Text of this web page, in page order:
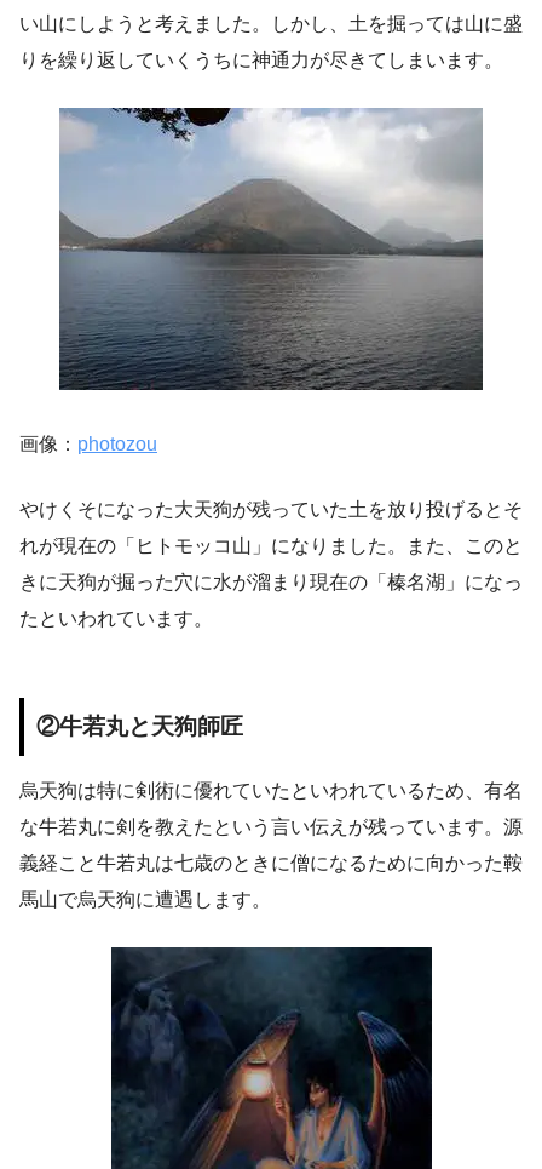
い山にしようと考えました。しかし、土を掘っては山に盛
りを繰り返していくうちに神通力が尽きてしまいます。
画像： photozou
やけくそになった大天狗が残っていた土を放り投げるとそ
れが現在の「ヒトモッコ山」になりました。また、このと
きに天狗が掘った穴に水が溜まり現在の「榛名湖」になっ
たといわれています。
②牛若丸と天狗師匠
烏天狗は特に剣術に優れていたといわれているため、有名
な牛若丸に剣を教えたという言い伝えが残っています。源
義経こと牛若丸は七歳のときに僧になるために向かった鞍
馬山で烏天狗に遭遇します。